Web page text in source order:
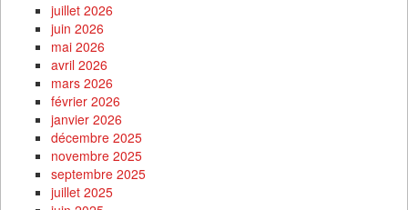
juillet 2026
juin 2026
mai 2026
avril 2026
mars 2026
février 2026
janvier 2026
décembre 2025
novembre 2025
septembre 2025
juillet 2025